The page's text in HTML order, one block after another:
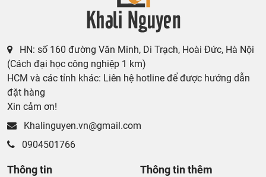
HN: số 160 đường Văn Minh, Di Trạch, Hoài Đức, Hà Nội
(Cách đại học công nghiệp 1 km)
HCM và các tỉnh khác: Liên hệ hotline để được hướng dẫn
đặt hàng
Xin cảm ơn!
Khalinguyen.vn@gmail.com
0904501766
Thông tin Thông tin thêm